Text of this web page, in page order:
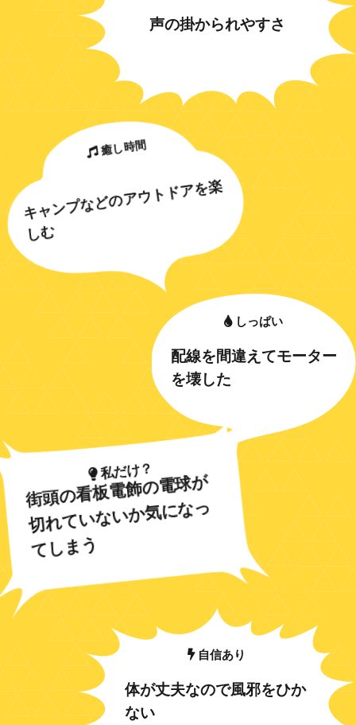
声の掛かられやすさ
癒し時間
キャンプなどのアウトドアを楽
しむ
しっぱい
配
線
を
間
違
え
て
モ
ー
タ
ー
を
壊
し
た
私だけ？
街頭の看板電飾の電球が
切れていないか気になっ
てしまう
体が丈夫なので風邪をひか
ない